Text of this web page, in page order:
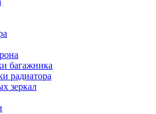
багажника
радиатора
зеркал